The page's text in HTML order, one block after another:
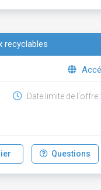
recyclables
Date limite de l'offre :
Questions